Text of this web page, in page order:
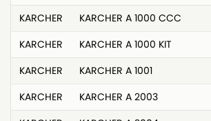
KARCHER
KARCHER A 1000 CCC
KARCHER
KARCHER A 1000 KIT
KARCHER
KARCHER A 1001
KARCHER
KARCHER A 2003